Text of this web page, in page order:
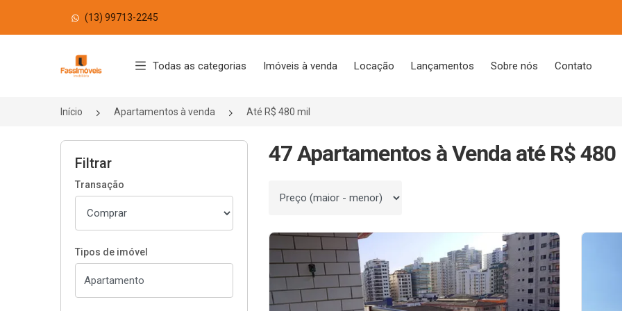
(13) 99713-2245
Página inicial
Todas as categorias Imóveis à venda Locação Lançamentos Sobre nós Contato
Início Apartamentos à venda Até R$ 480 mil
Filtrar
Transação
Tipos de imóvel
47 Apartamentos à Venda até R$
Ordenar por